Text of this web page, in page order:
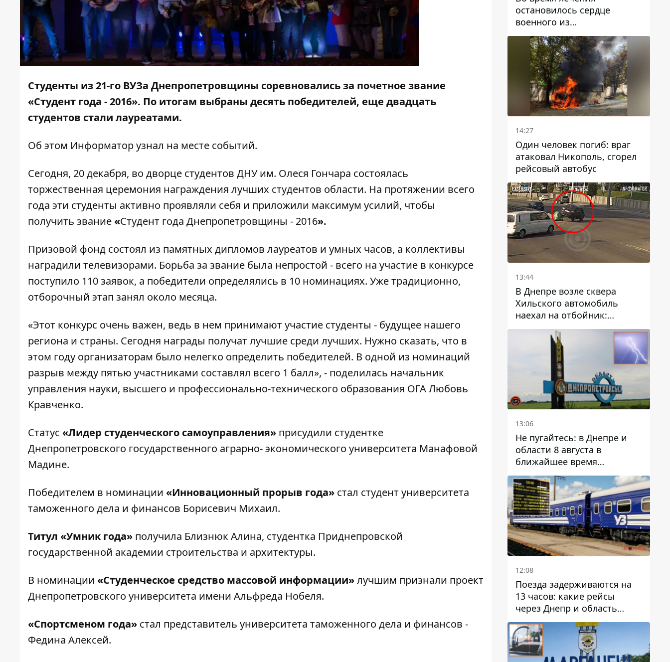
Студенты из 21-го ВУЗа Днепропетровщины соревновались за почетное звание
«Студент года - 2016». По итогам выбраны десять победителей, еще двадцать
студентов стали лауреатами.
Об этом Информаторузнал на месте событий.
Сегодня, 20 декабря, во дворце студентов ДНУ им. Олеся Гончара состоялась
торжественная церемония награждения лучших студентов области. На протяжении всего
года эти студенты активно проявляли себя и приложили максимум усилий, чтобы
получить звание«Студент года Днепропетровщины - 2016».
Призовой фонд состоял из памятных дипломов лауреатов и умных часов, а коллективы
наградили телевизорами. Борьба за звание была непростой - всего на участие в конкурсе
поступило 110 заявок, а победители определялись в 10 номинациях. Уже традиционно,
отборочный этап занял около месяца.
«Этот конкурс очень важен, ведь в нем принимают участие студенты - будущее нашего
региона и страны. Сегодня награды получат лучшие среди лучших. Нужно сказать, что в
этом году организаторам было нелегко определить победителей. В одной из номинаций
разрыв между пятью участниками составлял всего 1 балл», - поделилась начальник
управления науки, высшего и профессионально-технического образования ОГА Любовь
Кравченко.
Статус «Лидер студенческого самоуправления» присудили студентке
Днепропетровского государственного аграрно- экономического университета Манафовой
Мадине.
Победителем в номинации «Инновационный прорыв года» стал студент университета
таможенного дела и финансов Борисевич Михаил.
Титул «Умник года» получила Близнюк Алина, студентка Приднепровской
государственной академии строительства и архитектуры.
В номинации «Студенческое средство массовой информации»лучшим признали проект
Днепропетровского университета имени Альфреда Нобеля.
«Спортсменом года» стал представитель университета таможенного дела и финансов -
Федина Алексей.
остановилось сердце
военного из
Днепропетровской области
Ростислава Лупашко
14:27
Один человек погиб: враг
атаковал Никополь, сгорел
рейсовый автобус
13:44
В Днепре возле сквера
Хильского автомобиль
наехал на отбойник:
момент происшествия
13:06
Не пугайтесь: в Днепре и
области 8 августа в
ближайшее время
ожидается гроза
12:08
Поезда задерживаются на
13 часов: какие рейсы
через Днепр и область
выбились из графика